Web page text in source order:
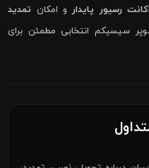
رسیور پایدارو امکان تمدید
سیسیکم انتخابی مطمئن برای